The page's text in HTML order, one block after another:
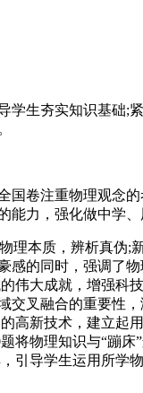
生夯实知识基础;
卷注重物理观念
力，强化做中学、
本质，辨析真伪;
的同时，强调了
伟大成就，增强科
叉融合的重要性
高新技术，建立起
物理知识与“蹦床
引导学生运用所学